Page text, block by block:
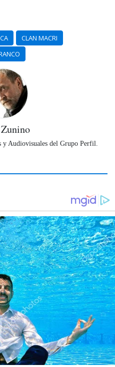
CLAN MACRI
Audiovisuales del Grupo Perfil.